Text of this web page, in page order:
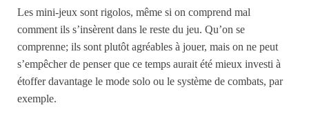
Les mini-jeux sont rigolos, même si on comprend mal
comment ils s’insèrent dans le reste du jeu. Qu’on se
comprenne; ils sont plutôt agréables à jouer, mais on ne peut
s’empêcher de penser que ce temps aurait été mieux investi à
étoffer davantage le mode solo ou le système de combats, par
exemple.